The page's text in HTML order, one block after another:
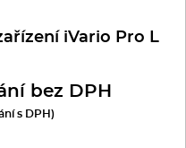
iVario Pro L
bez DPH
s DPH)